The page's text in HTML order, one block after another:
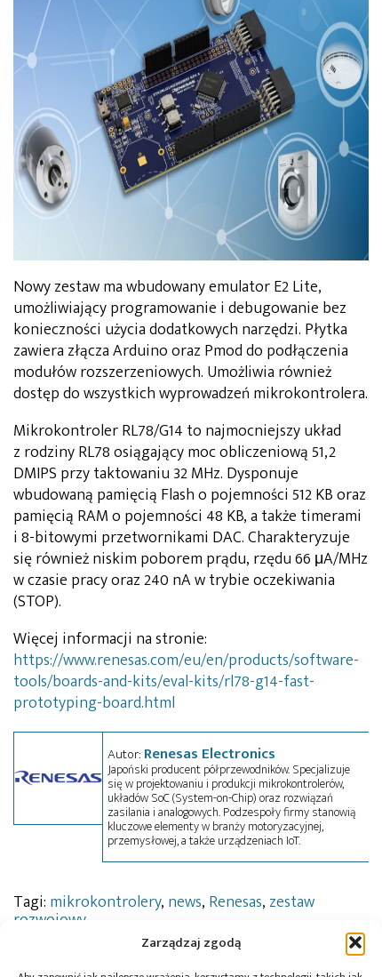
Zarządzaj zgodą
Nowy zestaw ma wbudowany emulator E2 Lite,
umożliwiający programowanie i debugowanie bez
konieczności użycia dodatkowych narzędzi. Płytka
zawiera złącza Arduino oraz Pmod do podłączenia
modułów rozszerzeniowych. Umożliwia również
dostęp do wszystkich wyprowadzeń mikrokontrolera.
Mikrokontroler RL78/G14 to najmocniejszy układ
z rodziny RL78 osiągający moc obliczeniową 51,2
DMIPS przy taktowaniu 32 MHz. Dysponuje
wbudowaną pamięcią Flash o pojemności 512 KB oraz
pamięcią RAM o pojemności 48 KB, a także timerami
i 8-bitowymi przetwornikami DAC. Charakteryzuje
się również niskim poborem prądu, rzędu 66 μA/MHz
w czasie pracy oraz 240 nA w trybie oczekiwania
(STOP).
Więcej informacji na stronie:
https://www.renesas.com/eu/en/products/software-
tools/boards-and-kits/eval-kits/rl78-g14-fast-
prototyping-board.html
Autor: Renesas Electronics
Japoński producent półprzewodników. Specjalizuje
się w projektowaniu i produkcji mikrokontrolerów,
układów SoC (System-on-Chip) oraz rozwiązań
zasilania i analogowych. Podzespoły firmy stanowią
kluczowe elementy w branży motoryzacyjnej,
przemysłowej, a także urządzeniach IoT.
Tagi: mikrokontrolery, news, Renesas, zestaw
rozwojowy